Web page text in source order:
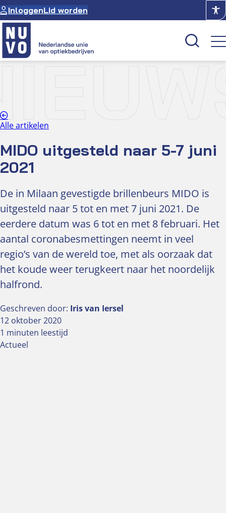
Ga
naar
de
inhoud
InloggenLid worden
Over NUVO
Optiekcentrum
Alle artikelen
MIDO uitgesteld naar 5-7 juni
2021
De in Milaan gevestigde brillenbeurs MIDO is
uitgesteld naar 5 tot en met 7 juni 2021. De
eerdere datum was 6 tot en met 8 februari. Het
aantal coronabesmettingen neemt in veel
regio’s van de wereld toe, met als oorzaak dat
het koude weer terugkeert naar het noordelijk
halfrond.
Geschreven door: Iris van Iersel
12 oktober 2020
1 minuten leestijd
Actueel